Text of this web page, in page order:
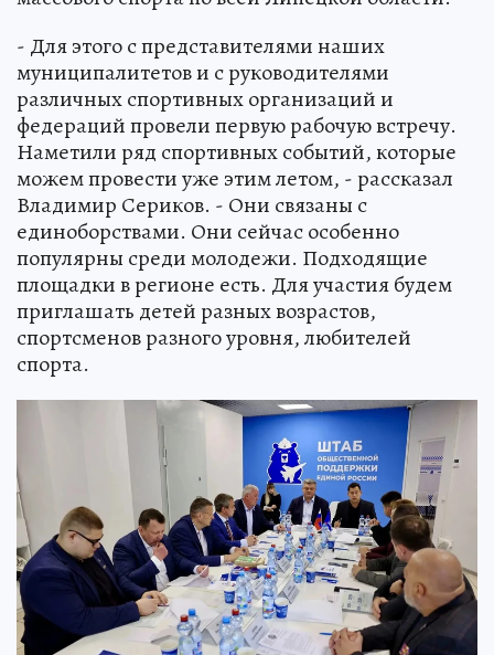
- Для этого с представителями наших
муниципалитетов и с руководителями
различных спортивных организаций и
федераций провели первую рабочую встречу.
Наметили ряд спортивных событий, которые
можем провести уже этим летом, - рассказал
Владимир Сериков. - Они связаны с
единоборствами. Они сейчас особенно
популярны среди молодежи. Подходящие
площадки в регионе есть. Для участия будем
приглашать детей разных возрастов,
спортсменов разного уровня, любителей
спорта.